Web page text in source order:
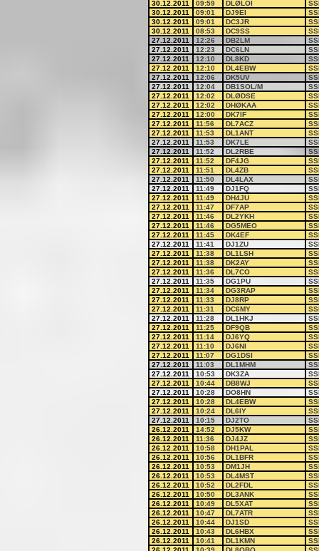
30.12.2011
09:59 DLØLOI
30.12.2011
09:01 DJ9EI
30.12.2011
09:01 DC3JR
30.12.2011
08:53 DC9SS
27.12.2011
12:26 DB2LM
27.12.2011
12:23 DC6LN
27.12.2011
12:10 DL8KD
27.12.2011
12:10 DL4EBW
27.12.2011
12:06 DK5UV
27.12.2011
12:04 DB1SOL/M
27.12.2011
12:02 DLØDSE
27.12.2011
12:02 DHØKAA
27.12.2011
12:00 DK7IF
27.12.2011
11:56 DL7ACZ
27.12.2011
11:53 DL1ANT
27.12.2011
11:53 DK7LE
27.12.2011
11:52 DL2RBE
27.12.2011
11:52 DF4JG
27.12.2011
11:51 DL4ZB
27.12.2011
11:50 DL4LAX
27.12.2011
11:49 DJ1FQ
27.12.2011
11:49 DH4JU
27.12.2011
11:47 DF7AP
27.12.2011
11:46 DL2YKH
27.12.2011
11:46 DG5MEO
27.12.2011
11:45 DK4EF
27.12.2011
11:41 DJ1ZU
27.12.2011
11:38 DL1LSH
27.12.2011
11:38 DK2AY
27.12.2011
11:36 DL7CO
27.12.2011
11:35 DG1PU
27.12.2011
11:34 DG3RAP
27.12.2011
11:33 DJ8RP
27.12.2011
11:31 DC6MY
27.12.2011
11:28 DL1HKJ
27.12.2011
11:25 DF9QB
27.12.2011
11:14 DJ6YQ
27.12.2011
11:10 DJ6NI
27.12.2011
11:07 DG1DSI
27.12.2011
11:03 DL1MHM
27.12.2011
10:53 DK3ZA
27.12.2011
10:44 DB8WJ
27.12.2011
10:28 DO8HN
27.12.2011
10:28 DL4EBW
27.12.2011
10:24 DL6IY
27.12.2011
10:15 DJ2TO
26.12.2011
14:52 DJ5KW
26.12.2011
11:36 DJ4JZ
26.12.2011
10:58 DH1PAL
26.12.2011
10:56 DL1BFR
26.12.2011
10:53 DM1JH
26.12.2011
10:53 DL4MST
26.12.2011
10:52 DL2FDL
26.12.2011
10:50 DL3ANK
26.12.2011
10:49 DL5XAT
26.12.2011
10:47 DL7ATR
26.12.2011
10:44 DJ1SD
26.12.2011
10:43 DL6HBX
26.12.2011
10:41 DL1KMN